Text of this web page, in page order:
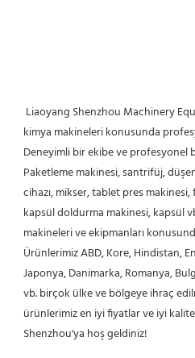
kimya makineleri konusunda
Deneyimli bir ekibe ve profesyonel
Paketleme makinesi, santrifüj,
cihazı, mikser, tablet pres
kapsül doldurma makinesi, kapsül
makineleri ve ekipmanları
Ürünlerimiz ABD, Kore, Hindistan,
Japonya, Danimarka, Romanya,
vb. birçok ülke ve bölgeye ihraç
ürünlerimiz en iyi fiyatlar ve iyi
Shenzhou'ya hoş geldiniz!